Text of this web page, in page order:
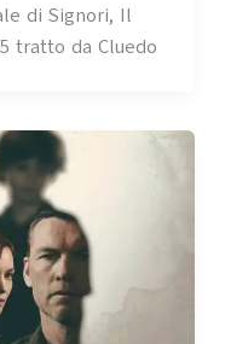
di Signori, Il
tratto da Cluedo